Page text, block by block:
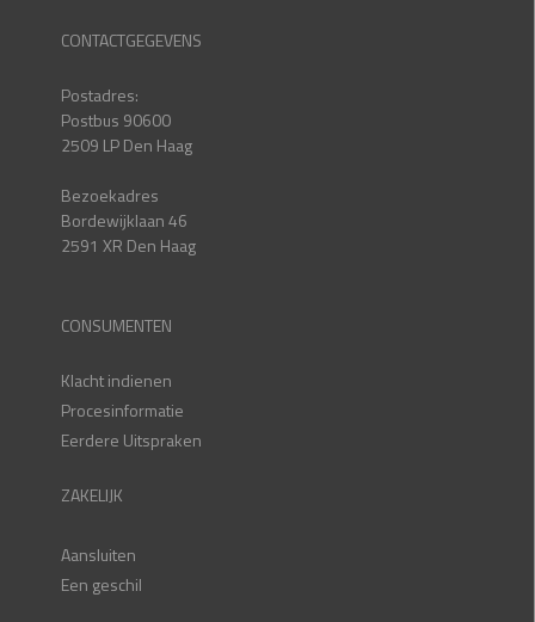
CONTACTGEGEVENS
Postadres:
Postbus 90600
2509 LP Den Haag
Bezoekadres
Bordewijklaan 46
2591 XR Den Haag
CONSUMENTEN
Klacht indienen
Procesinformatie
Eerdere Uitspraken
ZAKELIJK
Aansluiten
Een geschil